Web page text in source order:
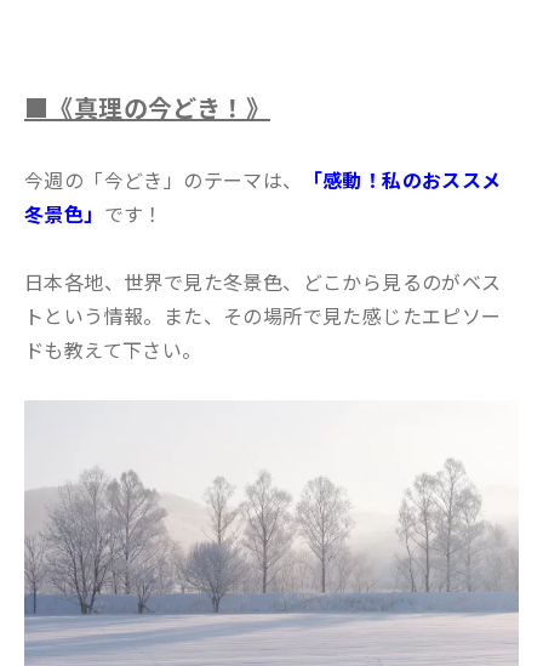
■《真理の今どき！》
今週の「今どき」のテーマは、
「感動！私のおススメ
冬景色」 です！
日本各地、世界で見た冬景色、どこから見るのがベス
トという情報。また、その場所で見た感じたエピソー
ドも教えて下さい。